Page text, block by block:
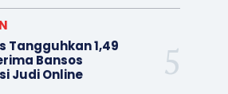
Tangguhkan 1,49
Bansos
Judi Online